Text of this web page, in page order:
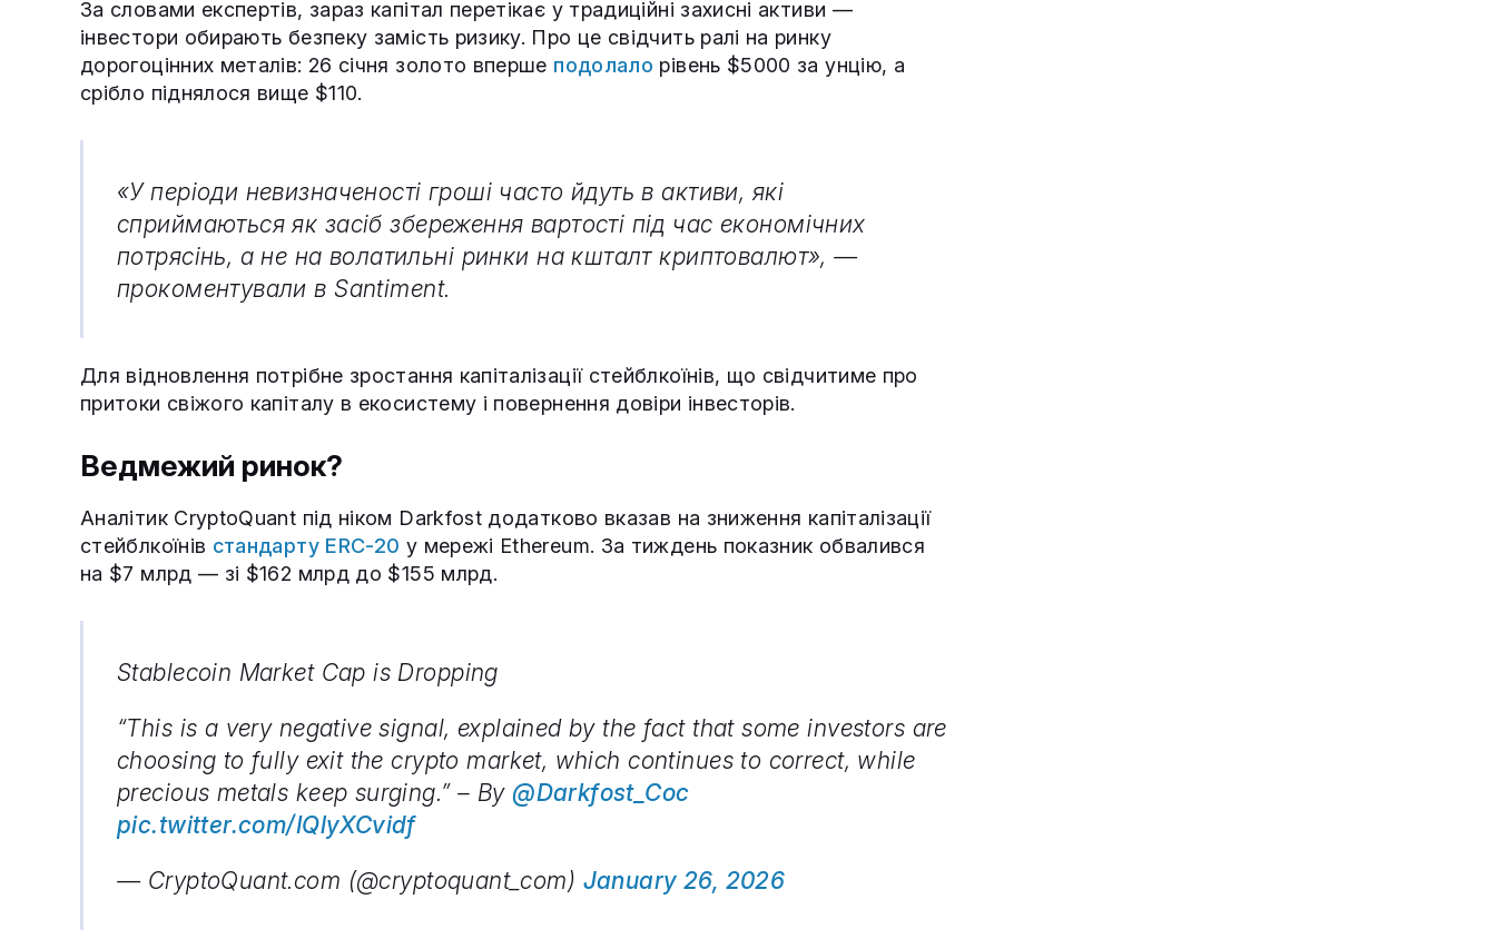
За словами експертів, зараз капітал перетікає у традиційні захисні активи —
інвестори обирають безпеку замість ризику. Про це свідчить ралі на ринку
дорогоцінних металів: 26 січня золото вперше подолало рівень $5000 за унцію, а
срібло піднялося вище $110.
«У періоди невизначеності гроші часто йдуть в активи, які
сприймаються як засіб збереження вартості під час економічних
потрясінь, а не на волатильні ринки на кшталт криптовалют», —
прокоментували в Santiment.
Для відновлення потрібне зростання капіталізації стейблкоїнів, що свідчитиме про
притоки свіжого капіталу в екосистему і повернення довіри інвесторів.
Ведмежий ринок?
Аналітик CryptoQuant під ніком Darkfost додатково вказав на зниження капіталізації
стейблкоїнів стандарту ERC-20 у мережі Ethereum. За тиждень показник обвалився
на $7 млрд — зі $162 млрд до $155 млрд.
Stablecoin Market Cap is Dropping
“This is a very negative signal, explained by the fact that some investors are
choosing to fully exit the crypto market, which continues to correct, while
precious metals keep surging.” – By@Darkfost_Coc
pic.twitter.com/IQlyXCvidf
— CryptoQuant.com (@cryptoquant_com) January 26, 2026